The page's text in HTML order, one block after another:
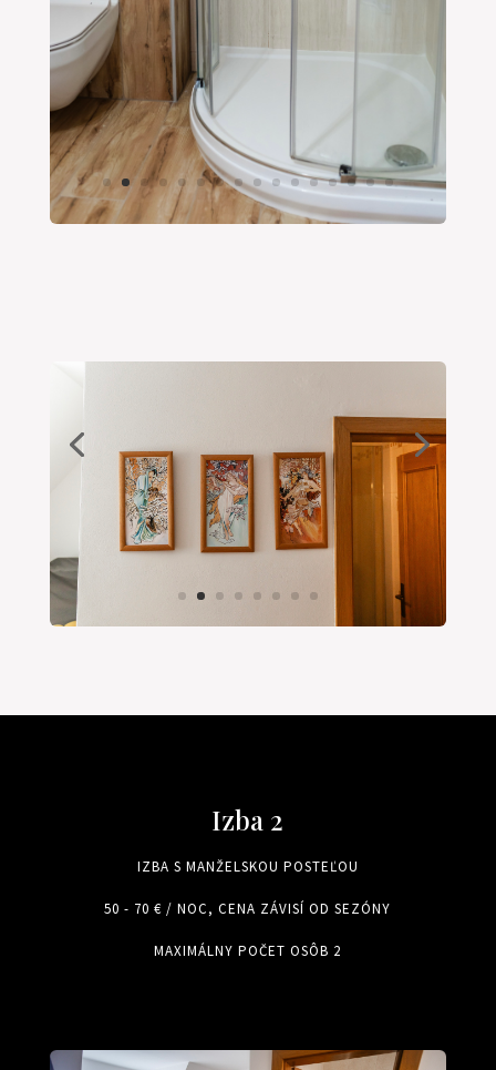
Izba 2
IZBA S MANŽELSKOU POSTEĽOU
50 - 70 € / NOC, CENA ZÁVISÍ OD SEZÓNY
MAXIMÁLNY POČET OSÔB 2